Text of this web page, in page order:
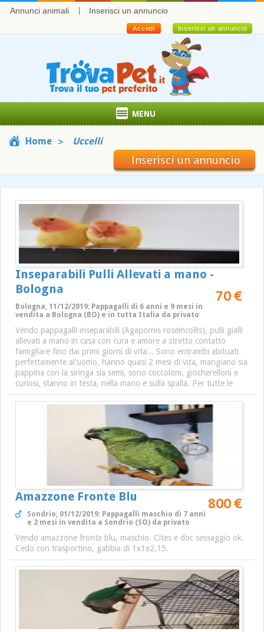
Annunci animali Inserisci un annuncio
Inserisci un annuncio
Accedi
MENU
Home Uccelli
Inserisci un annuncio
Inseparabili Pulli Allevati a mano -
Bologna
70 €
Bologna, 11/12/2019: Pappagalli di 6 anni e 9 mesi in
vendita a Bologna (BO) e in tutta Italia da privato
Vendo pappagalli inseparabili (Agapornis roseincollis), pulli gialli
allevati a mano in casa con cura e amore a stretto contatto
famigliare fino dai primi giorni di vita... Sono entrambi abituati
perfettamente al'uomo, hanno quasi 2 mesi di vita, mangiano sia
pappina con la siringa sia semi, sono coccoloni, giocherelloni e
curiosi, stanno in testa, nella mano e sulla spalla. Per tutte le
Amazzone Fronte Blu 800 €
Sondrio, 01/12/2019: Pappagalli maschio di 7 anni
e 2 mesi in vendita a Sondrio (SO) da privato
Vendo amazzone fronte blu, maschio. Cites e doc sessaggio ok.
Cedo con trasportino, gabbia di 1x1x2.15.